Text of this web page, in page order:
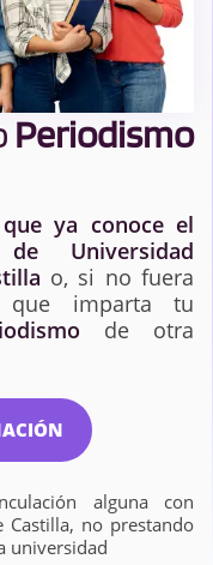
Periodismo
ya conoce el
Universidad
o, si no fuera
que imparta tu
de otra
alguna con
Castilla, no prestando
universidad